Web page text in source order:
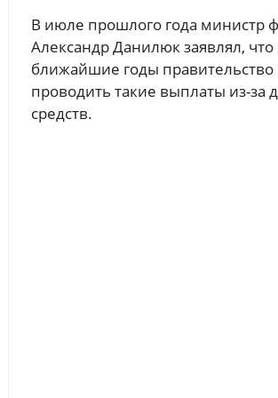
В июле прошлого года министр
Александр Данилюк заявлял, что
ближайшие годы
проводить такие выплаты из-за
средств.